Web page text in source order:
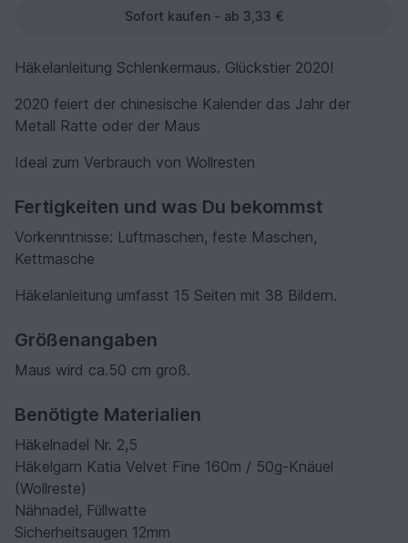
Sofort kaufen - ab 3,33 €
Häkelanleitung Schlenkermaus. Glückstier 2020!
2020 feiert der chinesische Kalender das Jahr der
Metall Ratte oder der Maus
Ideal zum Verbrauch von Wollresten
Fertigkeiten und was Du bekommst
Vorkenntnisse: Luftmaschen, feste Maschen,
Kettmasche
Häkelanleitung umfasst 15 Seiten mit 38 Bildern.
Größenangaben
Maus wird ca.50 cm groß.
Benötigte Materialien
Häkelnadel Nr. 2,5
Häkelgarn Katia Velvet Fine 160m / 50g-Knäuel
(Wollreste)
Nähnadel, Füllwatte
Sicherheitsaugen 12mm